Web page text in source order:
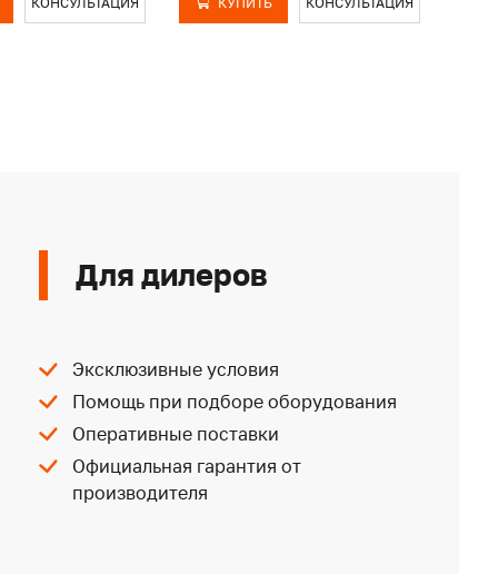
Для дилеров
Эксклюзивные условия
Помощь при подборе оборудования
Оперативные поставки
Официальная гарантия от
производителя